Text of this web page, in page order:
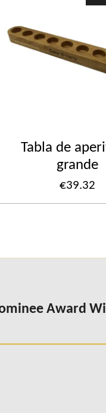
Tabla de
grande
€39.32
Award